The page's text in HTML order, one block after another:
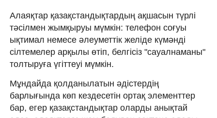
Алаяқтар қазақстандықтардың ақшасын түрлі
тәсілмен жымқыруы мүмкін: телефон соғуы
ықтимал немесе әлеуметтік желіде күмәнді
сілтемелер арқылы өтіп, белгісіз "сауалнаманы"
толтыруға үгіттеуі мүмкін.
Мұндайда қолданылатын әдістердің
барлығында көп кездесетін ортақ элементтер
бар, егер қазақстандықтар оларды анықтай